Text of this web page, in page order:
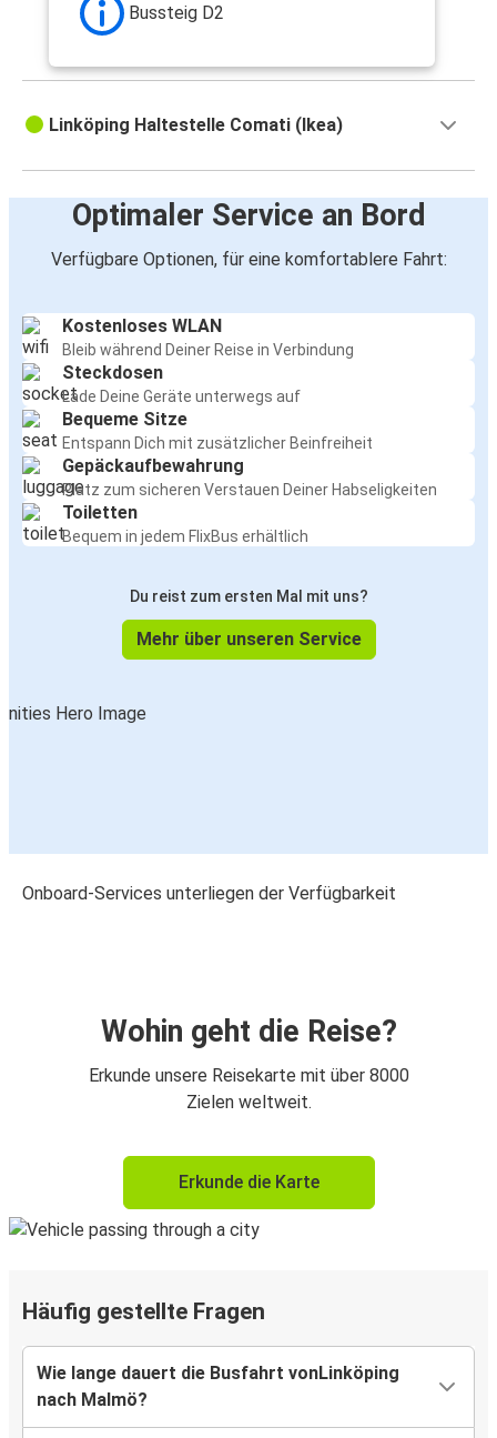
Bussteig D2
Linköping Haltestelle Comati (Ikea)
Optimaler Service an Bord
Verfügbare Optionen, für eine komfortablere Fahrt:
Kostenloses WLAN
Bleib während Deiner Reise in Verbindung
Steckdosen
Lade Deine Geräte unterwegs auf
Bequeme Sitze
Entspann Dich mit zusätzlicher Beinfreiheit
Gepäckaufbewahrung
Platz zum sicheren Verstauen Deiner Habseligkeiten
Toiletten
Bequem in jedem FlixBus erhältlich
Du reist zum ersten Mal mit uns?
Mehr über unseren Service
Onboard-Services unterliegen der Verfügbarkeit
Wohin geht die Reise?
Erkunde unsere Reisekarte mit über 8000
Zielen weltweit.
Erkunde die Karte
Häufig gestellte Fragen
Wie lange dauert die Busfahrt vonLinköping
nach Malmö?